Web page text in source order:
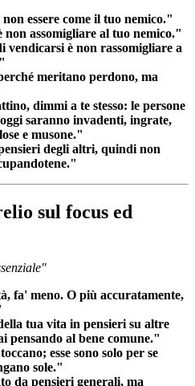
essere come il tuo nemico."
assomigliare al tuo nemico."
è non rassomigliare a
meritano perdono, ma
dimmi a te stesso: le persone
saranno invadenti, ingrate,
e musone."
degli altri, quindi non
sul focus ed
fa' meno. O più accuratamente,
tua vita in pensieri su altre
pensando al bene comune."
esse sono solo per se
sole."
da pensieri generali, ma